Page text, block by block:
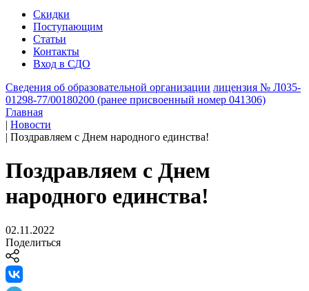
Скидки
Поступающим
Статьи
Контакты
Вход в СДО
Сведения об образовательной организации лицензия № Л035-
01298-77/00180200 (ранее присвоенный номер 041306)
Главная
| Новости
| Поздравляем с Днем народного единства!
Поздравляем с Днем
народного единства!
02.11.2022
Поделиться